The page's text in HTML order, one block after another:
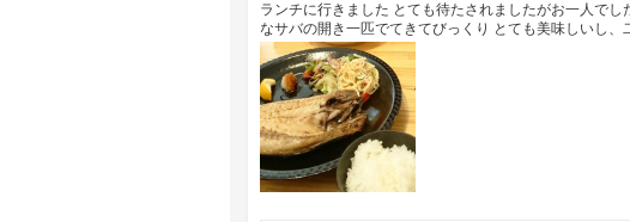
ランチに行きました とても待たされましたがお一人で
なサバの開き一匹でてきてびっくり とても美味しいし